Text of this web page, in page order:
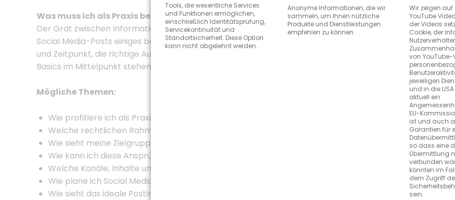
Was muss ich als Praxis bei Social Media beachten?
Der Grat zwischen Information, Leistungsbeschreibung und Werbung ist schmal. Gerade medizinische
Social Media-Posts einiges beachten. Datenschutz und die Schweigepflicht sind enorm wichtig. Nicht
und Zeitpunkt, die richtige Aufmachung und den richtigen Post. Deshalb bieten wir ein Social-Media-
Basics im Mittelpunkt stehen:
Mögliche Themen:
Wie profitiere ich als Praxis von Social Media?
Welche rechtlichen Rahmenbedingungen muss ich erfüllen?
Wie sieht meine Zielgruppe aus und welche Ansprüche hat sie?
Wie kann ich diese Ansprüche einfach und ohne Zeitaufwand erfüllen?
Welche Kanäle, Inhalte und Posts eignen sich am besten für meine Praxis?
Wie plane ich Social Media-Aktivitäten?
Wie sieht das ideale Posting aus?
Tools, die wesentliche Services
und Funktionen ermöglichen,
einschließlich Identitätsprüfung,
Servicekontinuität und
Standortsicherheit. Diese Option
kann nicht abgelehnt werden.
Anonyme Informationen, die wir
sammeln, um Ihnen nützliche
Produkte und Dienstleistungen
empfehlen zu können.
Wir zeigen auf
YouTube
der Videos
Cookie, der
von
jeweiligen
und in die
aktuell ein
EU-
ist und auch
Garantien für
so dass eine
Übermittlung
verbunden
könnten im
dem Zugriff
sein.